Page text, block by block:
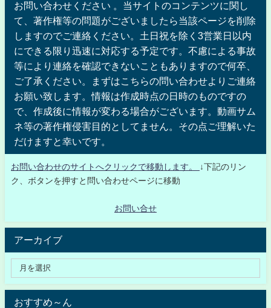
お問い合わせください 。当サイトのコンテンツに関し
て、著作権等の問題がございましたら当該ページを削除
しますのでご連絡ください。土日祝を除く3営業日以内
にできる限り迅速に対応する予定です。不慮による事故
等により連絡を確認できないこともありますので何卒、
ご了承ください。まずはこちらの問い合わせよりご連絡
お願い致します。情報は作成時点の日時のものですの
で、作成後に情報が変わる場合がございます。動画サム
ネ等の著作権侵害目的としてません。その点ご理解いた
だけますと幸いです。
お問い合わせのサイトへクリックで移動します。
↓下記のリン
ク、ボタンを押すと問い合わせページに移動
お問い合せ
アーカイブ
おすすめ～ん